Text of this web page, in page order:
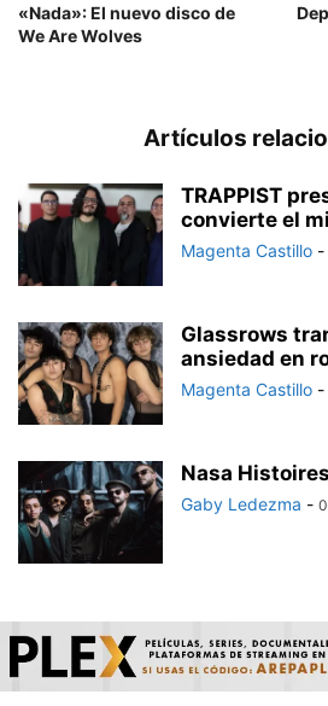
«Nada»: El nuevo disco de
We Are Wolves
Artículos
TRAPPIST
convierte el
Magenta Castillo -
Glassrows
ansiedad en
Magenta Castillo -
Nasa
Gaby Ledezma -